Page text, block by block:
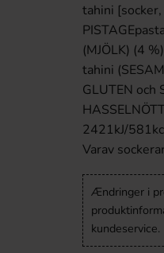
tahini
(MJÖLK) (4
tahini
GLUTEN och
2421kJ/
Varav
Ændringer i
kundeservice.